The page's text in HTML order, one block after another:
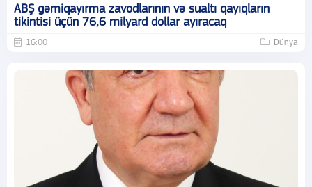
ABŞ gəmiqayırma zavodlarının və sualtı qayıqların
tikintisi üçün 76,6 milyard dollar ayıracaq
16:00 Dünya